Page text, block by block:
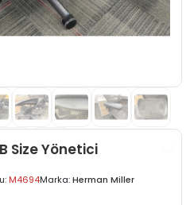
Size Yönetici
M4694Marka:Herman Miller